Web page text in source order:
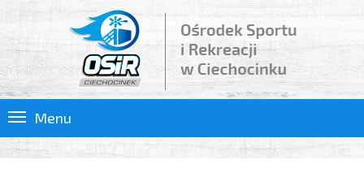
Menu